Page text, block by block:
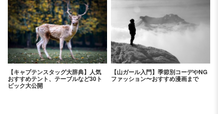
【キャプテンスタッグ大辞典】人気
おすすめテント、テーブルなど30ト
ピック大公開
【山ガール入門】季節別コーデやNG
ファッション〜おすすめ漫画まで